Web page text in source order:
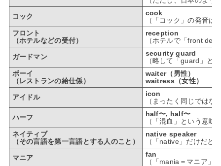
コック
cook
（「コック」の発音
フロント
（ホテルなどの受付）
reception
（ホテルで「front
ガードマン
security guard
（略して「guard」と
ボーイ
（レストランの給仕係）
waiter（男性）
waitress（女性）
アイドル
icon
（まったく同じでは
ハーフ
half〜, half〜
（「混血」という意
ネイティブ
（その言語を第一言語とする人のこと）
native speaker
（「native」だけだと
マニア
fan
（「mania＝マニア」